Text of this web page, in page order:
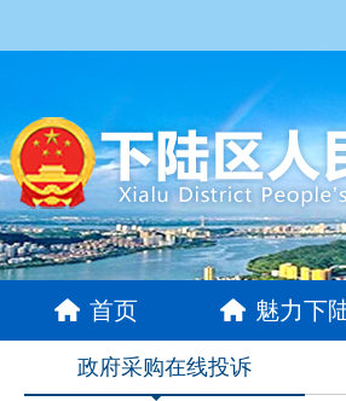
首页 魅力下
政府采购在线投诉